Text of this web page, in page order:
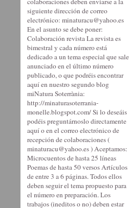
siguiente dirección de correo
electrónico: minaturacu@yahoo.es
En el asunto se debe poner:
Colaboración revista La revista es
bimestral y cada número está
dedicado a un tema especial que sale
anunciado en el último número
publicado, o que podréis encontrar
aquí en nuestro segundo blog
miNatura Soterrània:
http://minaturasoterrania-
monelle.blogspot.com/ Si lo deseáis
podéis preguntárnoslo directamente
aquí o en el correo electrónico de
recepción de colaboraciones (
minaturacu@yahoo.es ) Aceptamos:
Microcuentos de hasta 25 líneas
Poemas de hasta 50 versos Artículos
de entre 3 a 6 páginas. Todos ellos
deben seguir el tema propuesto para
el número en preparación. Los
trabajos (ineditos o no) deben estar